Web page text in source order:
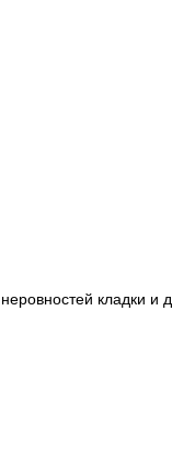
кладки и